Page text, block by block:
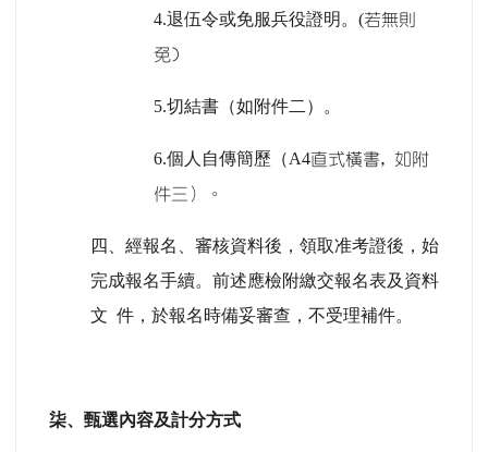
4.退伍令或免服兵役證明。(若無則
免)
5.切結書（如附件二）。
6.個人自傳簡歷（A4直式橫書, 如附
件三）。
四、經報名、審核資料後，領取准考證後，始
完成報名手續。前述應檢附繳交報名表及資料
文 件，於報名時備妥審查，不受理補件。
柒、甄選內容及計分方式